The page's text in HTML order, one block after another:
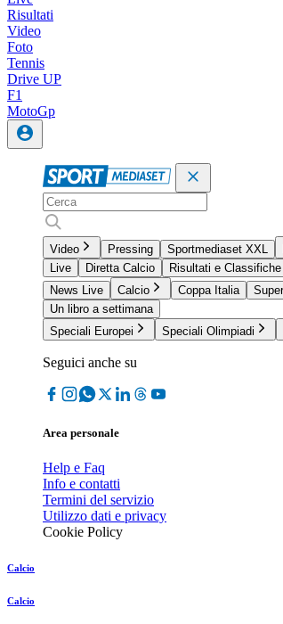
Risultati
Video
Foto
Tennis
Drive UP
F1
MotoGp
Video Pressing Sportmediaset XXL
Live
Diretta Calcio
Risultati e Classifiche
News Live
Calcio Coppa Italia
Un libro a settimana
Speciali Europei
Speciali Olimpiadi
Seguici anche su
Area personale
Help e Faq
Info e contatti
Termini del servizio
Utilizzo dati e privacy
Cookie Policy
Calcio
Calcio